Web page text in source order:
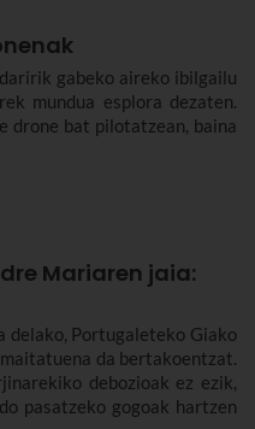
gabeko aireko ibilgailu
mundua esplora dezaten.
drone bat pilotatzean, baina
Mariaren jaia:
delako, Portugaleteko Giako
da bertakoentzat.
debozioak ez ezik,
pasatzeko gogoak hartzen